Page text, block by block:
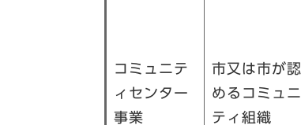
コミュニテ
ィセンター
事業
市又は市が認
めるコミュニ
ティ組織